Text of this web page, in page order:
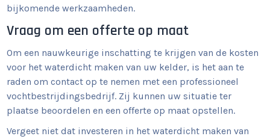
bijkomende werkzaamheden.
Vraag om een offerte op maat
Om een nauwkeurige inschatting te krijgen van de kosten
voor het waterdicht maken van uw kelder, is het aan te
raden om contact op te nemen met een professioneel
vochtbestrijdingsbedrijf. Zij kunnen uw situatie ter
plaatse beoordelen en een offerte op maat opstellen.
Vergeet niet dat investeren in het waterdicht maken van